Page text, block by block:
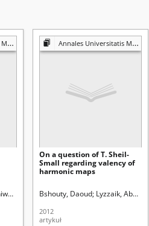
Marii Curie-Skłodowskiej (Lublin)
Annales Universitatis Mariae Curie-Skłodowska. Sectio A, Mathematica
On a question of T. Sheil-
Small regarding valency of
harmonic maps
Bshouty, Daoud Lyzzaik, Abdallah
2012
artykuł